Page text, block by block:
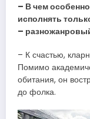
– В чем
исполнять
–
– К счастью,
Помимо
обитания, он
до фолка.